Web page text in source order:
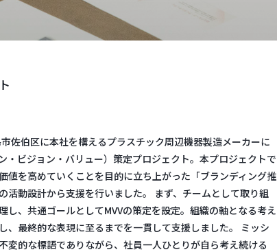
佐伯区に本社を構えるプラスチック周辺機器製造メーカーに
・ビジョン・バリュー）策定プロジェクト。本プロジェクトで
値を高めていくことを目的に立ち上がった「ブランディング推
活動設計から支援を行いました。 まず、チームとして取り組
し、共通ゴールとしてMVVの策定を設定。組織の軸となる考え
、最終的な表現に至るまでを一貫して支援しました。 ミッシ
変的な標語でありながら、社員一人ひとりが自ら考え続ける